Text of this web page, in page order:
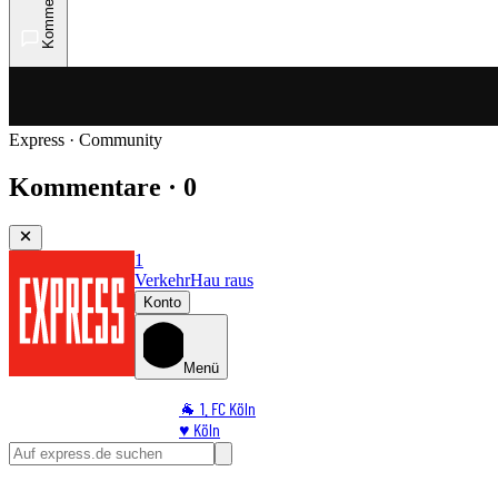
Express · Community
Kommentare · 0
1
VerkehrHau raus
Konto
Menü
🐐 1. FC Köln
♥️ Köln
⭐ Promi